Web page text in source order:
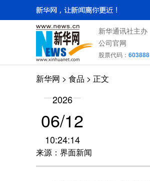
新华通讯社主办
公司官网
股票代码： 603888
新华网 > 食品 > 正文
2026
06/12
10:24:14
来源：界面新闻